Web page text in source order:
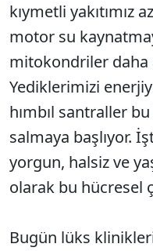
kıymetli yakıtımız
motor su
mitokondriler daha
Yediklerimizi
hımbıl santraller
salmaya başlıyor.
yorgun, halsiz ve
olarak bu hücresel
Bugün lüks